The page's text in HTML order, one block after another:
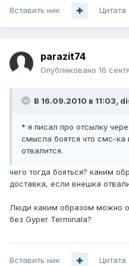
Вставить ник Цитата
parazit74
Опубликовано 16
В 16.09.2010 в 11:03,
* я писал про отсылку
смысла боятся что смс-ка
отвалится.
чего тогда бояться? каким
доставка, если внешка
Люди каким образом можно
без Gyper Terminala?
Вставить ник Цитата